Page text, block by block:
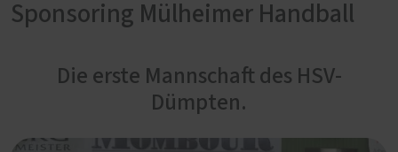
Sponsoring Mülheimer Handball
Die erste Mannschaft des HSV-
Dümpten.